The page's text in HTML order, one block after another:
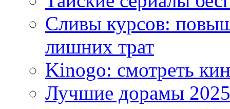
Сливы курсов:
лишних трат
Kinogo: смотреть
Лучшие дорамы